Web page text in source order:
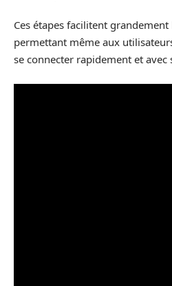
Ces étapes facilitent
permettant même aux
se connecter rapidement et avec